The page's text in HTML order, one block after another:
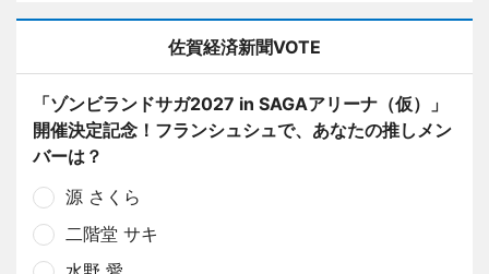
佐賀経済新聞VOTE
「ゾンビランドサガ2027 in SAGAアリーナ（仮）」
開催決定記念！フランシュシュで、あなたの推しメン
バーは？
源 さくら
二階堂 サキ